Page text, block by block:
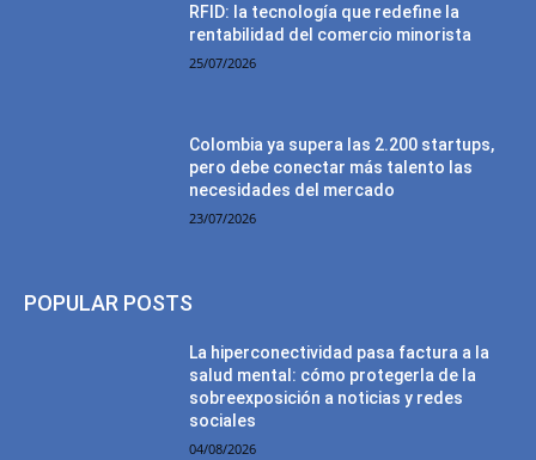
RFID: la tecnología que redefine la
rentabilidad del comercio minorista
25/07/2026
Colombia ya supera las 2.200 startups,
pero debe conectar más talento las
necesidades del mercado
23/07/2026
POPULAR POSTS
La hiperconectividad pasa factura a la
salud mental: cómo protegerla de la
sobreexposición a noticias y redes
sociales
04/08/2026